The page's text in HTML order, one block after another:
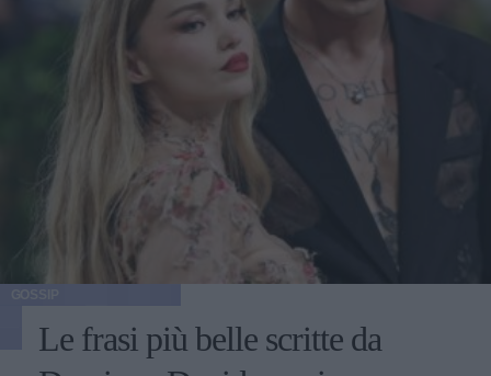
Le frasi più belle scritte da